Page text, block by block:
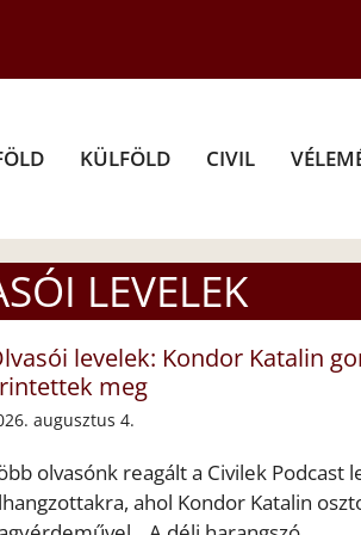
KÜLFÖLD CIVIL
LEVELEK
levelek: Kondor Katalin
meg
augusztus 4.
olvasónk reagált a Civilek Podcast
ahol Kondor Katalin